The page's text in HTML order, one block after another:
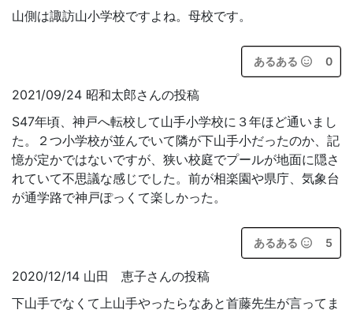
山側は諏訪山小学校ですよね。母校です。
あるある 0
2021/09/24 昭和太郎さんの投稿
S47年頃、神戸へ転校して山手小学校に３年ほど通いまし
た。２つ小学校が並んでいて隣が下山手小だったのか、記
憶が定かではないですが、狭い校庭でプールが地面に隠さ
れていて不思議な感じでした。前が相楽園や県庁、気象台
が通学路で神戸ぽっくて楽しかった。
あるある 5
2020/12/14 山田 恵子さんの投稿
下山手でなくて上山手やったらなあと首藤先生が言ってま